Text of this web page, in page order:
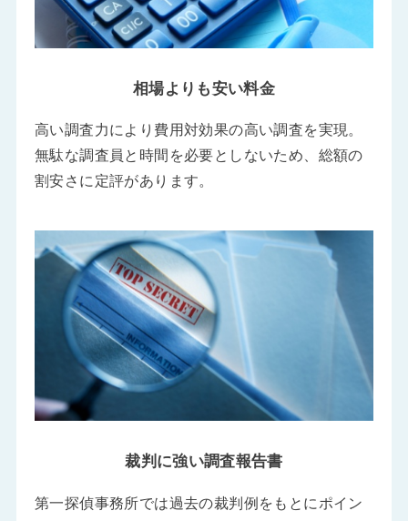
相場よりも安い料金
高い調査力により費用対効果の高い調査を実現。
無駄な調査員と時間を必要としないため、総額の
割安さに定評があります。
裁判に強い調査報告書
第一探偵事務所では過去の裁判例をもとにポイン